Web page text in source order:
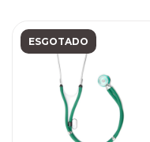
ESGOTADO